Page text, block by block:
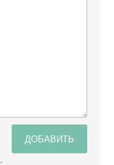
ДОБАВИТЬ